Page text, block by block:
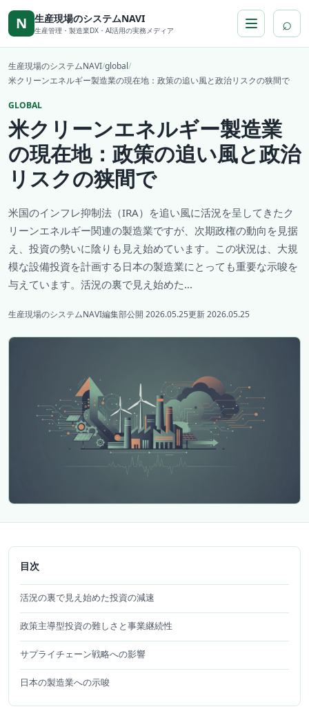
本文へ移動
N 生産現場のシステムNAVI
生産管理・製造業DX・AI活用の実務メディア ⌕
生産現場のシステムNAVI/global/
米クリーンエネルギー製造業の現在地：政策の追い風と政治リスクの狭間で
GLOBAL
米クリーンエネルギー製造業
の現在地：政策の追い風と政治
リスクの狭間で
米国のインフレ抑制法（IRA）を追い風に活況を呈してきたク
リーンエネルギー関連の製造業ですが、次期政権の動向を見据
え、投資の勢いに陰りも見え始めています。この状況は、大規
模な設備投資を計画する日本の製造業にとっても重要な示唆を
与えています。活況の裏で見え始めた...
生産現場のシステムNAVI編集部公開 2026.05.25更新 2026.05.25
目次
活況の裏で見え始めた投資の減速
政策主導型投資の難しさと事業継続性
サプライチェーン戦略への影響
日本の製造業への示唆